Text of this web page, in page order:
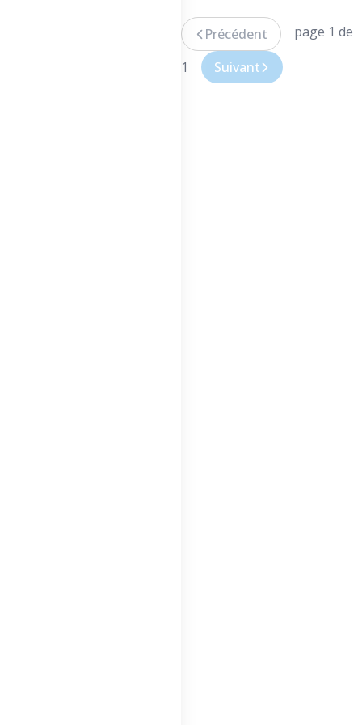
Précédent
page 1 de
1
Suivant